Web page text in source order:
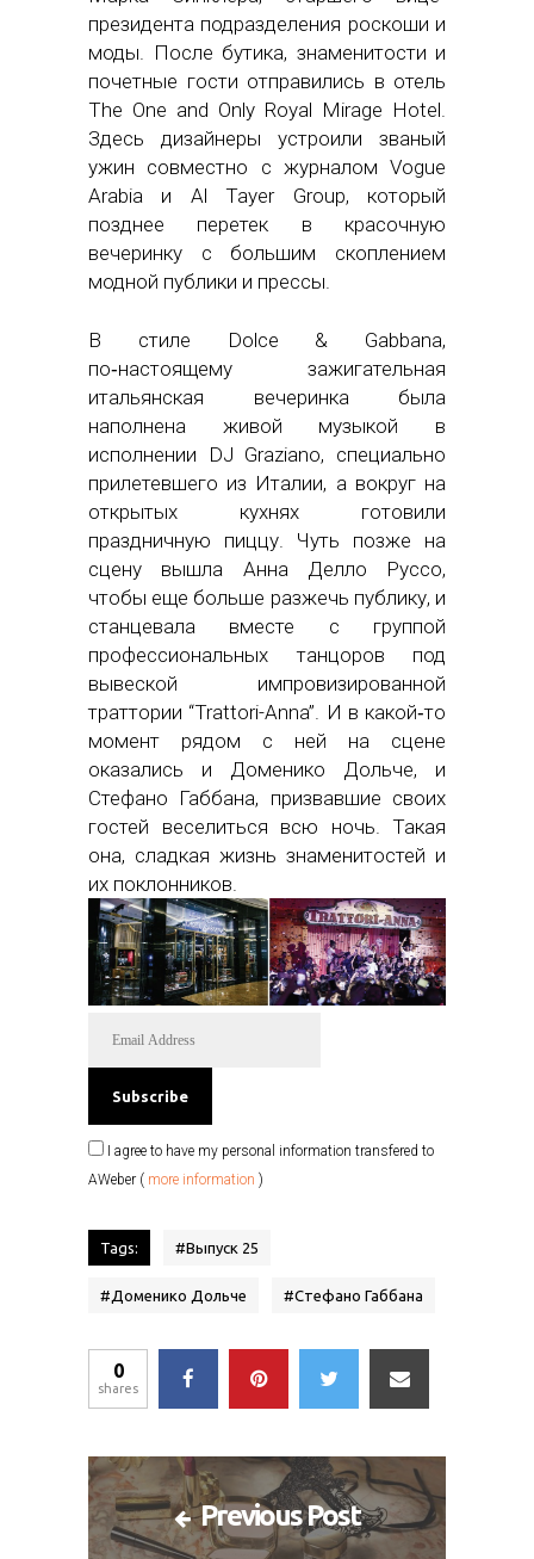
президента подразделения роскоши и
моды. После бутика, знаменитости и
почетные гости отправились в отель
The One and Only Royal Mirage Hotel.
Здесь дизайнеры устроили званый
ужин совместно с журналом Vogue
Arabia и Al Tayer Group, который
позднее перетек в красочную
вечеринку с большим скоплением
модной публики и прессы.
В стиле Dolce & Gabbana,
по‑настоящему зажигательная
итальянская вечеринка была
наполнена живой музыкой в
исполнении DJ Graziano, специально
прилетевшего из Италии, а вокруг на
открытых кухнях готовили
праздничную пиццу. Чуть позже на
сцену вышла Анна Делло Руссо,
чтобы еще больше разжечь публику, и
станцевала вместе с группой
профессиональных танцоров под
вывеской импровизированной
траттории “Trattori-Anna”. И в какой‑то
момент рядом с ней на сцене
оказались и Доменико Дольче, и
Стефано Габбана, призвавшие своих
гостей веселиться всю ночь. Такая
она, сладкая жизнь знаменитостей и
их поклонников.
I agree to have my personal information transfered to
AWeber ( more information )
Tags: #Выпуск 25
#Доменико Дольче #Стефано Габбана
0
shares
Previous Post